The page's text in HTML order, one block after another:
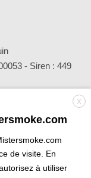
- Siren : 449
03 20 90 56 55 du
Visa
Visa
X
de visite. En
à utiliser